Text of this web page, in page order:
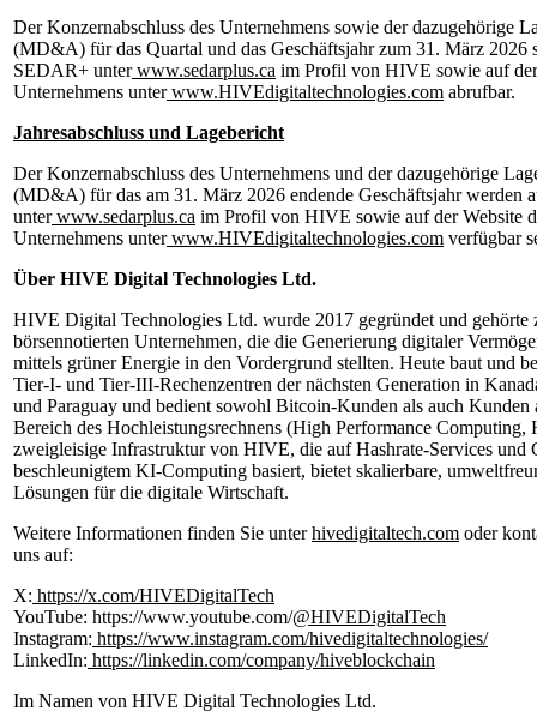
Der Konzernabschluss des Unternehmens sowie der dazugehörige
(MD&A) für das Quartal und das Geschäftsjahr zum 31. März 2026
SEDAR+ unterwww.sedarplus.ca im Profil von HIVE sowie auf
Unternehmens unterwww.HIVEdigitaltechnologies.com abrufbar.
Jahresabschluss und Lagebericht
Der Konzernabschluss des Unternehmens und der dazugehörige
(MD&A) für das am 31. März 2026 endende Geschäftsjahr werden
unterwww.sedarplus.ca im Profil von HIVE sowie auf der Website
Unternehmens unterwww.HIVEdigitaltechnologies.com verfügbar
Über HIVE Digital Technologies Ltd.
HIVE Digital Technologies Ltd. wurde 2017 gegründet und gehörte
börsennotierten Unternehmen, die die Generierung digitaler
mittels grüner Energie in den Vordergrund stellten. Heute baut und
Tier-I- und Tier-III-Rechenzentren der nächsten Generation in
und Paraguay und bedient sowohl Bitcoin-Kunden als auch Kunden
Bereich des Hochleistungsrechnens (High Performance Computing,
zweigleisige Infrastruktur von HIVE, die auf Hashrate-Services und
beschleunigtem KI-Computing basiert, bietet skalierbare,
Lösungen für die digitale Wirtschaft.
Weitere Informationen finden Sie unterhivedigitaltech.com oder
uns auf:
X: https://x.com/HIVEDigitalTech
YouTube: https://www.youtube.com/@HIVEDigitalTech
Instagram: https://www.instagram.com/hivedigitaltechnologies/
LinkedIn: https://linkedin.com/company/hiveblockchain
Im Namen von HIVE Digital Technologies Ltd.